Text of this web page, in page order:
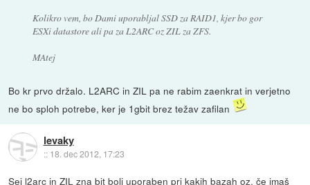
Kolikro vem, bo Dami uporabljal SSD za RAID1, kjer bo gor
ESXi datastore ali pa za L2ARC oz ZIL za ZFS.
MAtej
Bo kr prvo držalo. L2ARC in ZIL pa ne rabim zaenkrat in verjetno
ne bo sploh potrebe, ker je 1gbit brez težav zafilan
levaky
:: 18. dec 2012, 17:23
Sej l2arc in ZIL zna bit bolj uporaben pri kakih bazah oz. če imaš